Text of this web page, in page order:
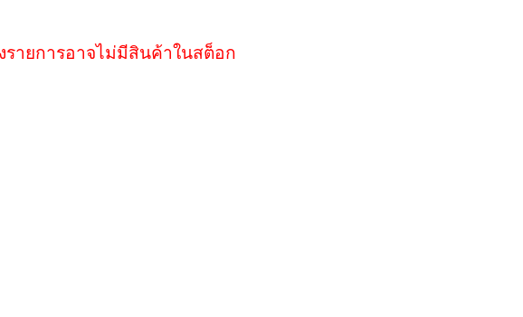
ายการอาจไม่มีสินค้าในสต็อก